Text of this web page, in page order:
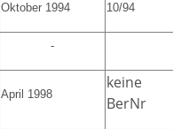
Oktober 1994 10/94
-
April 1998
keine
BerNr